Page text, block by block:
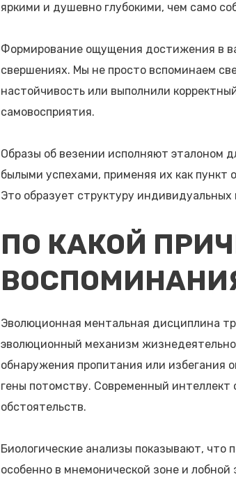
яркими и душевно глубокими, чем само
Формирование ощущения достижения в
свершениях. Мы не просто вспоминаем
настойчивость или выполнили
самовосприятия.
Образы об везении исполняют эталоном
былыми успехами, применяя их как пункт
Это образует структуру
ПО КАКОЙ
Эволюционная ментальная дисциплина
эволюционный механизм
обнаружения пропитания или избегания
гены потомству. Современный
обстоятельств.
Биологические анализы показывают,
особенно в мнемонической зоне и